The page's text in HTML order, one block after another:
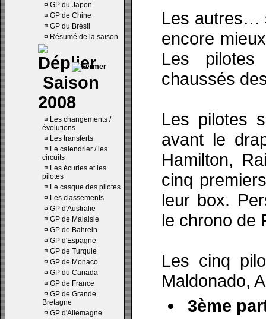
¤ GP du Japon
¤ GP de Chine
¤ GP du Brésil
¤ Résumé de la saison
Saison
2008
¤ Les changements /
évolutions
¤ Les transferts
¤ Le calendrier / les
circuits
¤ Les écuries et les
pilotes
¤ Le casque des pilotes
¤ Les classements
¤ GP d'Australie
¤ GP de Malaisie
¤ GP de Bahrein
¤ GP d'Espagne
¤ GP de Turquie
¤ GP de Monaco
¤ GP du Canada
¤ GP de France
¤ GP de Grande
Bretagne
¤ GP d'Allemagne
Les autres…
encore
Les
chaussés
Les pilotes
avant le
Hamilton,
cinq
leur box.
le chrono de
Les cinq
Maldonado,
3ème